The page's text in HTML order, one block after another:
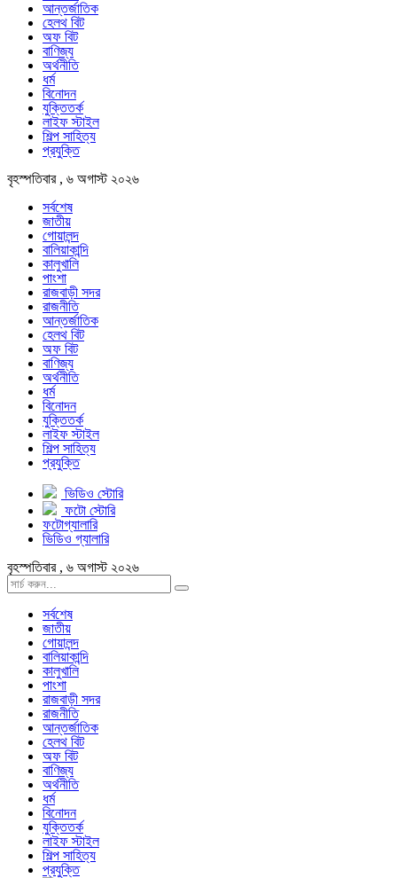
আন্তর্জাতিক
হেলথ বিট
অফ বিট
বাণিজ্য
অর্থনীতি
ধর্ম
বিনোদন
যুক্তিতর্ক
লাইফ স্টাইল
শিল্প সাহিত্য
প্রযুক্তি
বৃহস্পতিবার , ৬ অগাস্ট ২০২৬
সর্বশেষ
জাতীয়
গোয়ালন্দ
বালিয়াকান্দি
কালুখালি
পাংশা
রাজবাড়ী সদর
রাজনীতি
আন্তর্জাতিক
হেলথ বিট
অফ বিট
বাণিজ্য
অর্থনীতি
ধর্ম
বিনোদন
যুক্তিতর্ক
লাইফ স্টাইল
শিল্প সাহিত্য
প্রযুক্তি
ভিডিও স্টোরি
ফটো স্টোরি
ফটোগ্যালারি
ভিডিও গ্যালারি
বৃহস্পতিবার , ৬ অগাস্ট ২০২৬
সর্বশেষ
জাতীয়
গোয়ালন্দ
বালিয়াকান্দি
কালুখালি
পাংশা
রাজবাড়ী সদর
রাজনীতি
আন্তর্জাতিক
হেলথ বিট
অফ বিট
বাণিজ্য
অর্থনীতি
ধর্ম
বিনোদন
যুক্তিতর্ক
লাইফ স্টাইল
শিল্প সাহিত্য
প্রযুক্তি